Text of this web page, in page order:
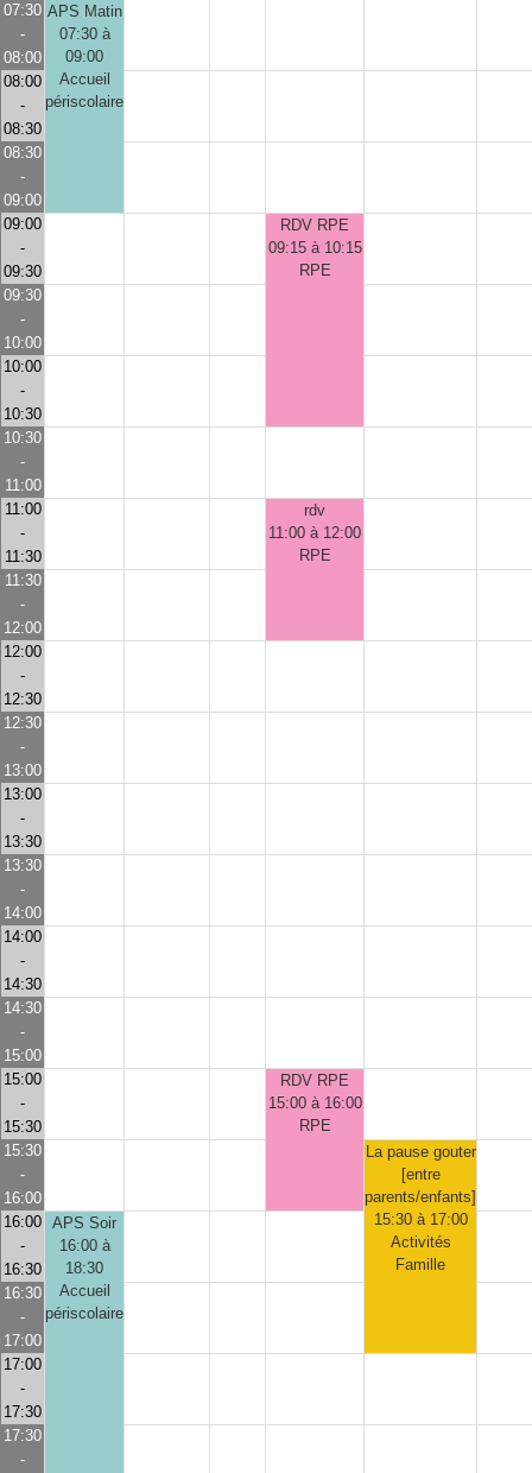
07:30
-
08:00
APS Matin
07:30 à
09:00
Accueil
périscolaire
08:00
-
08:30
08:30
-
09:00
09:00
-
09:30
RDV RPE
09:15 à 10:15
RPE
09:30
-
10:00
10:00
-
10:30
10:30
-
11:00
11:00
-
11:30
rdv
11:00 à 12:00
RPE
11:30
-
12:00
12:00
-
12:30
12:30
-
13:00
13:00
-
13:30
13:30
-
14:00
14:00
-
14:30
14:30
-
15:00
15:00
-
15:30
RDV RPE
15:00 à 16:00
RPE
15:30
-
16:00
La pause gouter
[entre
parents/enfants]
15:30 à 17:00
Activités
Famille
16:00
-
16:30
APS Soir
16:00 à
18:30
Accueil
périscolaire
16:30
-
17:00
17:00
-
17:30
17:30
-